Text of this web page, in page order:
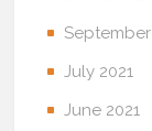
September
July 2021
June 2021